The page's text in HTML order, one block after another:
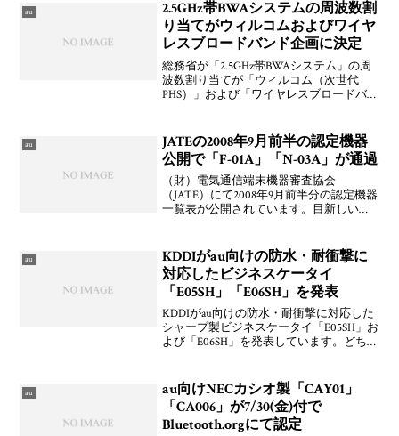
「SO703i」「S
au
2.5GHz帯BWAシステムの周波数割
り当てがウィルコムおよびワイヤ
レスブロードバンド企画に決定
総務省が「2.5GHz帯BWAシステム」の周
波数割り当てが「ウィルコム（次世代
PHS）」および「ワイヤレスブロードバン
査は慎重かつ公正に申請者名を伏せてポ
イント制で行われ
au
JATEの2008年9月前半の認定機器
公開で「F-01A」「N-03A」が通過
（財）電気通信端末機器審査協会
（JATE）にて2008年9月前半分の認定機器
一覧表が公開されています。目新しいと
たものが通過しています。どちらもすで
に他の機
au
KDDIがau向けの防水・耐衝撃に
対応したビジネスケータイ
「E05SH」「E06SH」を発表
KDDIがau向けの防水・耐衝撃に対応した
シャープ製ビジネスケータイ「E05SH」お
よび「E06SH」を発表しています。どちら
がSDIO拡張スロ
au
au向けNECカシオ製「CAY01」
「CA006」が7/30(金)付で
Bluetooth.orgにて認定